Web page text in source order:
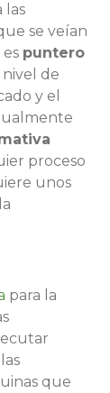
las
se veían
puntero
de
y el
proceso
unos
para la
que